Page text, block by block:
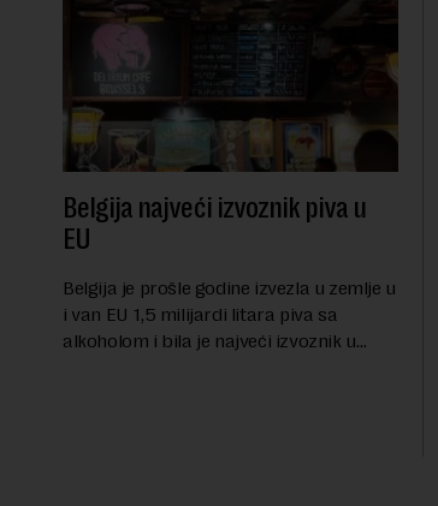
Belgija najveći izvoznik piva u
EU
Belgija je prošle godine izvezla u zemlje u
i van EU 1,5 milijardi litara piva sa
alkoholom i bila je najveći izvoznik u